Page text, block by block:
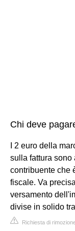
Chi deve
I 2 euro della
sulla fattura sono
contribuente che
fiscale. Va
versamento
divise in solido
Richiesta di